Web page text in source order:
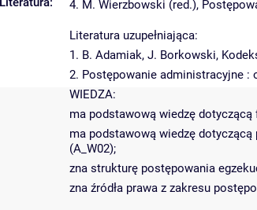
4. M. Wierzbowski (red.),
Literatura uzupełniająca:
1. B. Adamiak, J. Borkowski,
2. Postępowanie administracyjne :
WIEDZA:
ma podstawową wiedzę
ma podstawową wiedzę
(A_W02);
zna strukturę postępowania
zna źródła prawa z zakresu